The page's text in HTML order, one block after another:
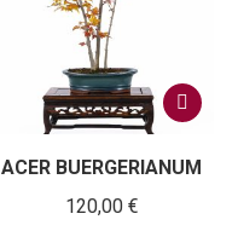
ACER BUERGERIANUM
120,00 €